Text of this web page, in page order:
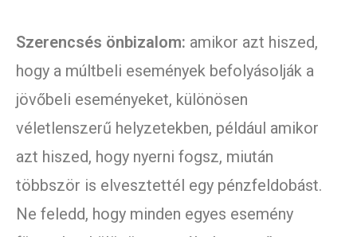
Szerencsés önbizalom: amikor azt hiszed,
hogy a múltbeli események befolyásolják a
jövőbeli eseményeket, különösen
véletlenszerű helyzetekben, például amikor
azt hiszed, hogy nyerni fogsz, miután
többször is elvesztettél egy pénzfeldobást.
Ne feledd, hogy minden egyes esemény